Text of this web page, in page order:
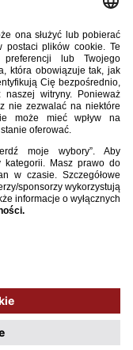
z naszego serwisu
tych plików, to zgadzasz
Pamiętaj, że